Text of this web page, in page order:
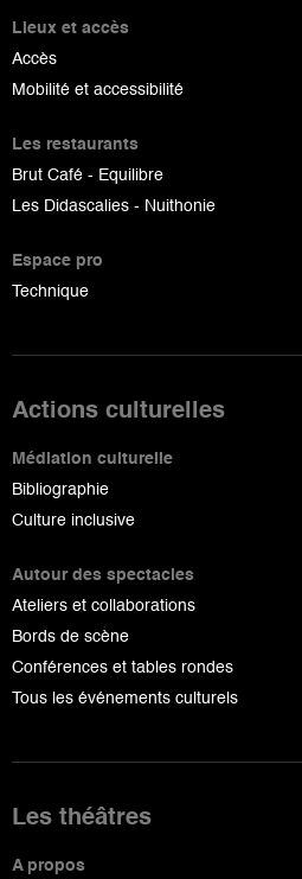
Lieux et accès
Accès
Mobilité et accessibilité
Les restaurants
Brut Café - Equilibre
Les Didascalies - Nuithonie
Espace pro
Technique
Actions culturelles
Médiation culturelle
Bibliographie
Culture inclusive
Autour des spectacles
Ateliers et collaborations
Bords de scène
Conférences et tables rondes
Tous les événements culturels
Les théâtres
A propos